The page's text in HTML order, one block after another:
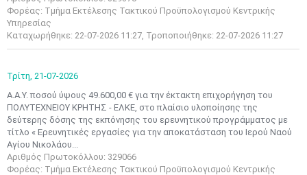
Φορέας: Τμήμα Εκτέλεσης Τακτικού Προϋπολογισμού Κεντρικής
Υπηρεσίας
Καταχωρήθηκε: 22-07-2026 11:27, Τροποποιήθηκε: 22-07-2026 11:27
Τρίτη, 21-07-2026
Α.Α.Υ. ποσού ύψους 49.600,00 € για την έκτακτη επιχορήγηση του
ΠΟΛΥΤΕΧΝΕΙΟΥ ΚΡΗΤΗΣ - ΕΛΚΕ, στο πλαίσιο υλοποίησης της
δεύτερης δόσης της εκπόνησης του ερευνητικού προγράμματος με
τίτλο « Ερευνητικές εργασίες για την αποκατάσταση του Ιερού Ναού
Αγίου Νικολάου...
Αριθμός Πρωτοκόλλου: 329066
Φορέας: Τμήμα Εκτέλεσης Τακτικού Προϋπολογισμού Κεντρικής